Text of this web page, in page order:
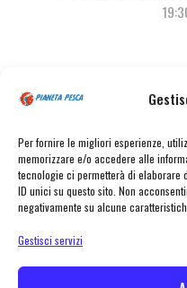
Per fornire le migliori esperienze,
memorizzare e/o accedere alle
tecnologie ci permetterà di elaborare
ID unici su questo sito. Non
negativamente su alcune
Gestisci servizi
02141860367 | Tel.